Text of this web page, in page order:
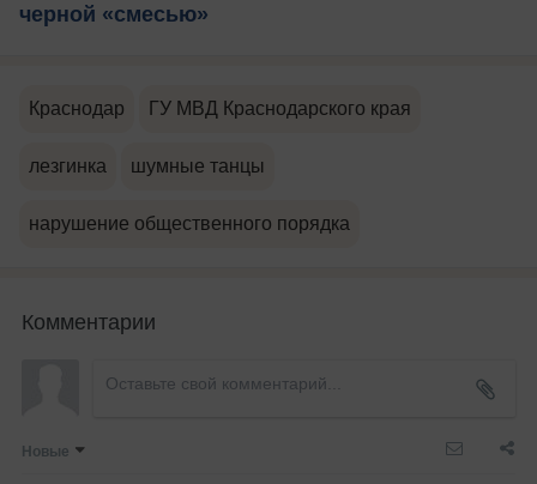
черной «смесью»
Краснодар ГУ МВД Краснодарского края
лезгинка шумные танцы
нарушение общественного порядка
Комментарии
Новые